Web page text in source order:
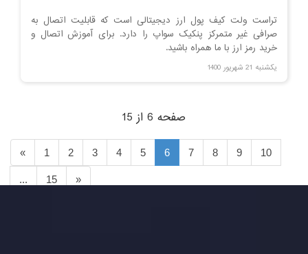
تراست ولت کیف پول ارز دیجیتالی است که قابلیت اتصال به
صرافی غیر متمرکز پنکیک سواپ را دارد. برای آموزش اتصال و
خرید رمز ارز با ما همراه باشید.
یکشنبه 21 شهریور 1400
صفحه 6 از 15
« 1 2 3 4 5 6 7 8 9 10
... 15 »